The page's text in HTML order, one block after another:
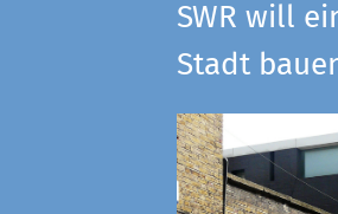
SWR will
Stadt